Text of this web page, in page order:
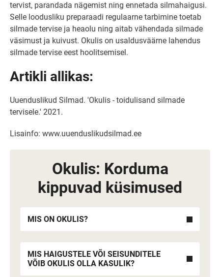
tervist, parandada nägemist ning ennetada silmahaigusi.
Selle loodusliku preparaadi regulaarne tarbimine toetab
silmade tervise ja heaolu ning aitab vähendada silmade
väsimust ja kuivust. Okulis on usaldusväärne lahendus
silmade tervise eest hoolitsemisel.
Artikli allikas:
Uuenduslikud Silmad. 'Okulis - toidulisand silmade
tervisele.' 2021.
Lisainfo: www.uuenduslikudsilmad.ee
Okulis: Korduma
kippuvad küsimused
MIS ON OKULIS?
MIS HAIGUSTELE VÕI SEISUNDITELE
VÕIB OKULIS OLLA KASULIK?